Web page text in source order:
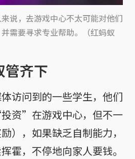
说，去游戏中心不太可能对他们
需要寻求专业帮助。（红蚂蚁
管齐下
访问到的一些学生，他们
资”在游戏中心，但不一
），如果缺乏自制能力，
霍，不停地向家人要钱。